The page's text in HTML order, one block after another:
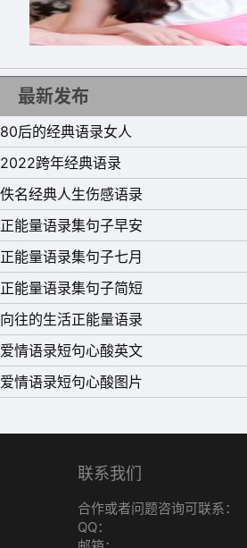
最新发布
80后的经典语录女人
2022跨年经典语录
佚名经典人生伤感语录
正能量语录集句子早安
正能量语录集句子七月
正能量语录集句子简短
向往的生活正能量语录
爱情语录短句心酸英文
爱情语录短句心酸图片
联系我们
合作或者问题咨询可联系：
QQ：